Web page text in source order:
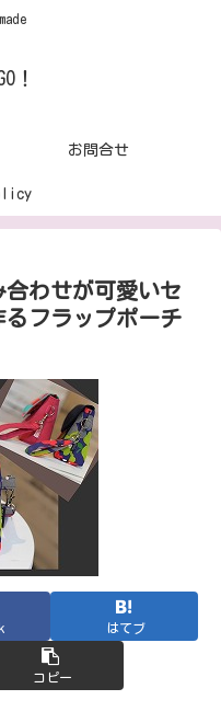
！
お問合せ
わせが可愛いセ
るフラップポーチ
はてブ
コピー